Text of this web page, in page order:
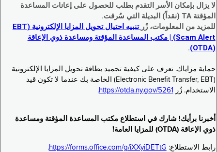
لا يزال بإمكان الأسر التقدم بطلب للحصول على إعانات المساعدة
المؤقتة TA (نقداً) البديلة التي سُرقت.
للمزيد من المعلومات، زُر
تنبيه احتيال تحويل المزايا الإلكترونية (EBT
Scam Alert) | مكتب المساعدة المؤقتة ومساعدة ذوي الإعاقة
(OTDA)
.
حماية مزاياك. تعرف على كيفية تجميد بطاقة تحويل المزايا الإلكترونية
(Electronic Benefit Transfer, EBT) الخاصة بك عندما لا تكون قيد
الاستخدام. زُر
https://otda.ny.gov/5261
.
أخبرنا برأيك! شارك في استطلاع مكتب المساعدة المؤقتة ومساعدة
ذوي الإعاقة (OTDA) للمزايا العامة!
رابط الاستطلاع: https://forms.office.com/g/iXXyiDETtG
.